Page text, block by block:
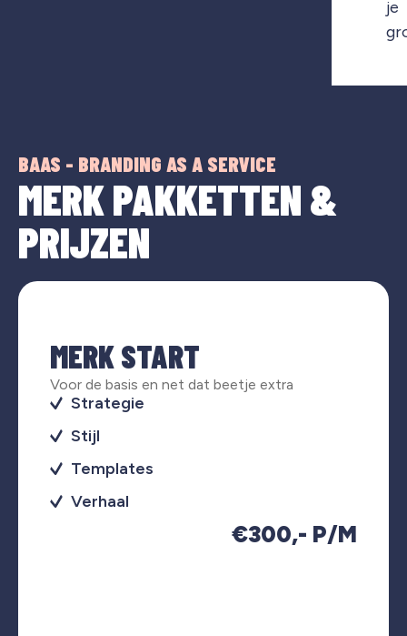
je
BAAS - BRANDING AS A SERVICE
MERK PAKKETTEN &
PRIJZEN
MERK START
Voor de basis en net dat beetje extra
Strategie
Stijl
Templates
Verhaal
€300,- P/M